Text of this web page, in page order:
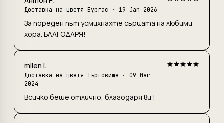
Доставка на цветя Бургас · 19 Jan 2026
За пореден път усмихнахте сърцата на любими
хора. БЛАГОДАРЯ!
milen i.
Доставка на цветя Търговище
· 09 Mar
2024
Всичко беше отлично, благодаря ви !